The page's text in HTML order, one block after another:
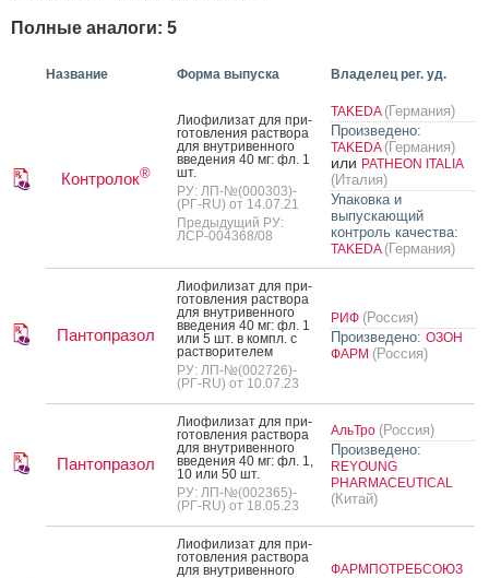
Полные аналоги: 5
Название Форма выпуска Владелец рег. уд.
Контролок®
Ли­офи­лизат для при­
готов­ле­ния рас­тво­ра
для внут­ри­вен­но­го
вве­дения 40 мг: фл. 1
шт.
РУ: ЛП-№(000303)-
(РГ-RU) от 14.07.21
Предыдущий РУ:
ЛСР-004368/08
TAKEDA (Германия)
Произведено:
TAKEDA (Германия)
или PATHEON ITALIA
(Италия)
Упаковка и
выпускающий
контроль качества:
TAKEDA (Германия)
Пантопразол
Ли­офи­лизат для при­
готов­ле­ния рас­тво­ра
для внут­ри­вен­но­го
вве­дения 40 мг: фл. 1
или 5 шт. в компл. с
рас­тво­рите­лем
РУ: ЛП-№(002726)-
(РГ-RU) от 10.07.23
РИФ (Россия)
Произведено: ОЗОН
ФАРМ (Россия)
Пантопразол
Ли­офи­лизат для при­
готов­ле­ния рас­тво­ра
для внут­ри­вен­но­го
вве­дения 40 мг: фл. 1,
10 или 50 шт.
РУ: ЛП-№(002365)-
(РГ-RU) от 18.05.23
АльТро (Россия)
Произведено:
REYOUNG
PHARMACEUTICAL
(Китай)
Ли­офи­лизат для при­
готов­ле­ния рас­тво­ра
для внут­ри­вен­но­го
ФАРМПОТРЕБСОЮЗ